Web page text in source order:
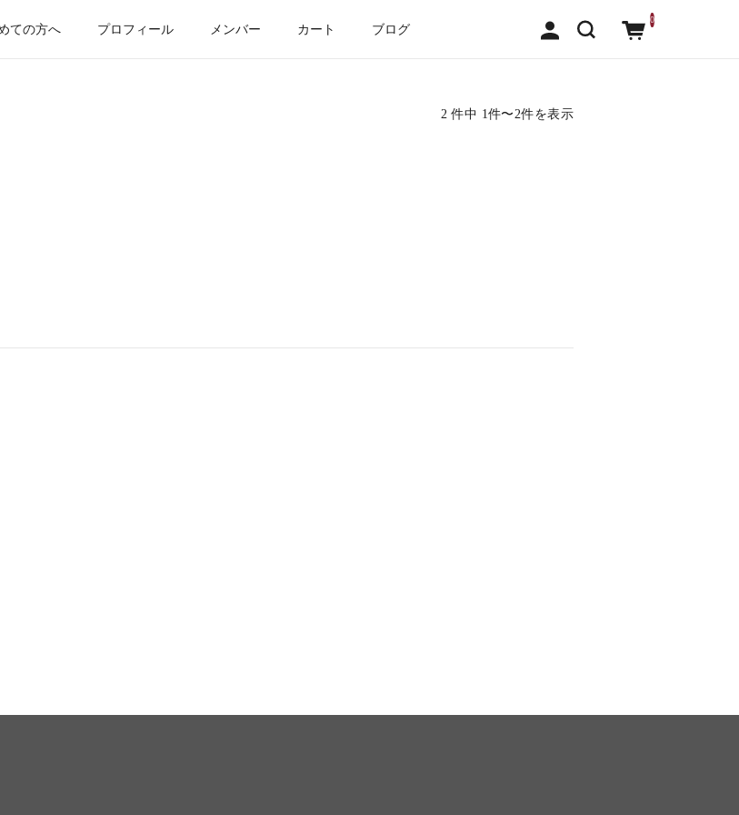
ての方へ プロフィール メンバー カート ブログ
0
2 件中 1件〜2件を表示